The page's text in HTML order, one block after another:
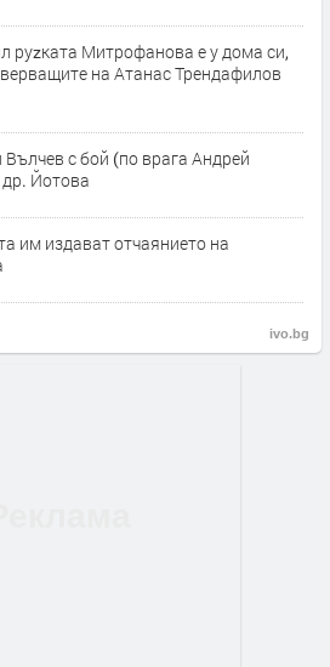
руzката Митрофанова е у дома си,
на Атанас Трендафилов
с бой (по врага Андрей
Йотова
им издават отчаянието на
ivo.bg